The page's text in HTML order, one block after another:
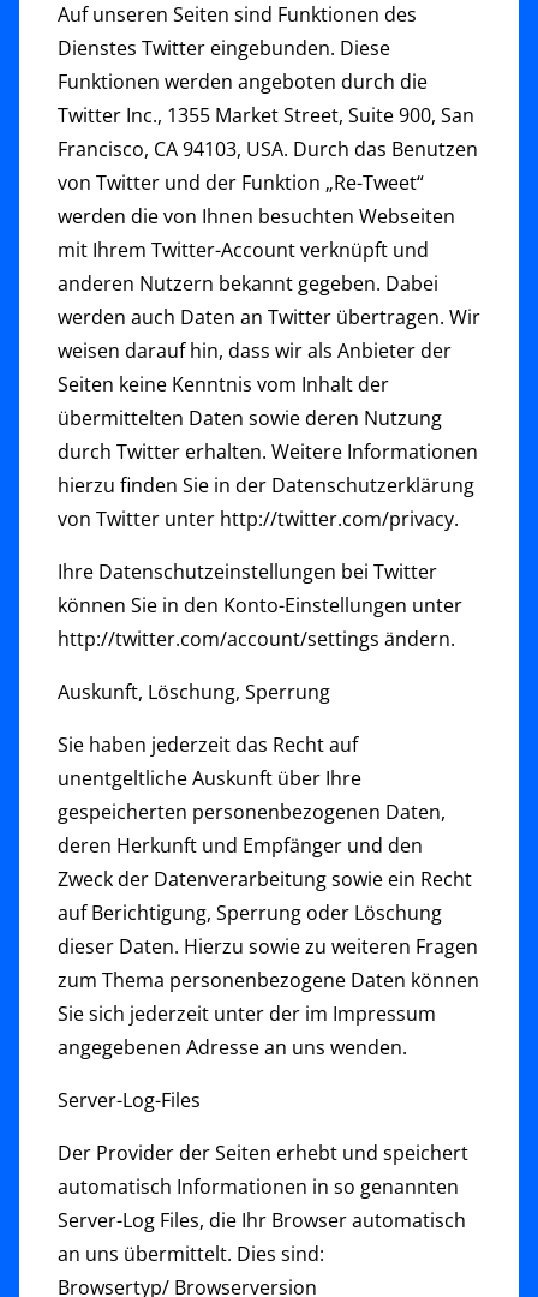
Auf unseren Seiten sind Funktionen des
Dienstes Twitter eingebunden. Diese
Funktionen werden angeboten durch die
Twitter Inc., 1355 Market Street, Suite 900, San
Francisco, CA 94103, USA. Durch das Benutzen
von Twitter und der Funktion „Re-Tweet“
werden die von Ihnen besuchten Webseiten
mit Ihrem Twitter-Account verknüpft und
anderen Nutzern bekannt gegeben. Dabei
werden auch Daten an Twitter übertragen. Wir
weisen darauf hin, dass wir als Anbieter der
Seiten keine Kenntnis vom Inhalt der
übermittelten Daten sowie deren Nutzung
durch Twitter erhalten. Weitere Informationen
hierzu finden Sie in der Datenschutzerklärung
von Twitter unter http://twitter.com/privacy.
Ihre Datenschutzeinstellungen bei Twitter
können Sie in den Konto-Einstellungen unter
http://twitter.com/account/settings ändern.
Auskunft, Löschung, Sperrung
Sie haben jederzeit das Recht auf
unentgeltliche Auskunft über Ihre
gespeicherten personenbezogenen Daten,
deren Herkunft und Empfänger und den
Zweck der Datenverarbeitung sowie ein Recht
auf Berichtigung, Sperrung oder Löschung
dieser Daten. Hierzu sowie zu weiteren Fragen
zum Thema personenbezogene Daten können
Sie sich jederzeit unter der im Impressum
angegebenen Adresse an uns wenden.
Server-Log-Files
Der Provider der Seiten erhebt und speichert
automatisch Informationen in so genannten
Server-Log Files, die Ihr Browser automatisch
an uns übermittelt. Dies sind:
Browsertyp/ Browserversion